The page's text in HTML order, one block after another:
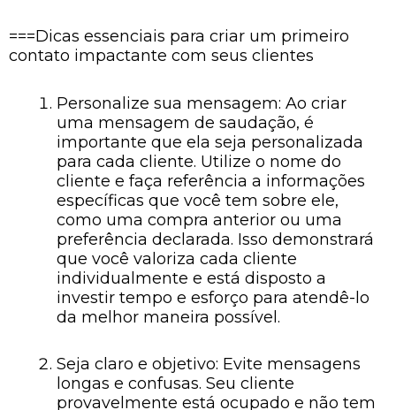
===Dicas essenciais para criar um primeiro
contato impactante com seus clientes
Personalize sua mensagem: Ao criar
uma mensagem de saudação, é
importante que ela seja personalizada
para cada cliente. Utilize o nome do
cliente e faça referência a informações
específicas que você tem sobre ele,
como uma compra anterior ou uma
preferência declarada. Isso demonstrará
que você valoriza cada cliente
individualmente e está disposto a
investir tempo e esforço para atendê-lo
da melhor maneira possível.
Seja claro e objetivo: Evite mensagens
longas e confusas. Seu cliente
provavelmente está ocupado e não tem